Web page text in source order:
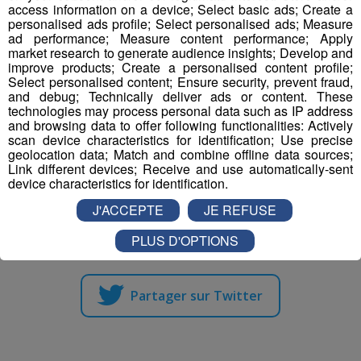
Partager sur Facebook
Partager sur Twitter
access information on a device; Select basic ads; Create a
personalised ads profile; Select personalised ads; Measure
ad performance; Measure content performance; Apply
market research to generate audience insights; Develop and
improve products; Create a personalised content profile;
Select personalised content; Ensure security, prevent fraud,
and debug; Technically deliver ads or content. These
technologies may process personal data such as IP address
and browsing data to offer following functionalities: Actively
scan device characteristics for identification; Use precise
geolocation data; Match and combine offline data sources;
Link different devices; Receive and use automatically-sent
device characteristics for identification.
J'ACCEPTE
JE REFUSE
PLUS D'OPTIONS